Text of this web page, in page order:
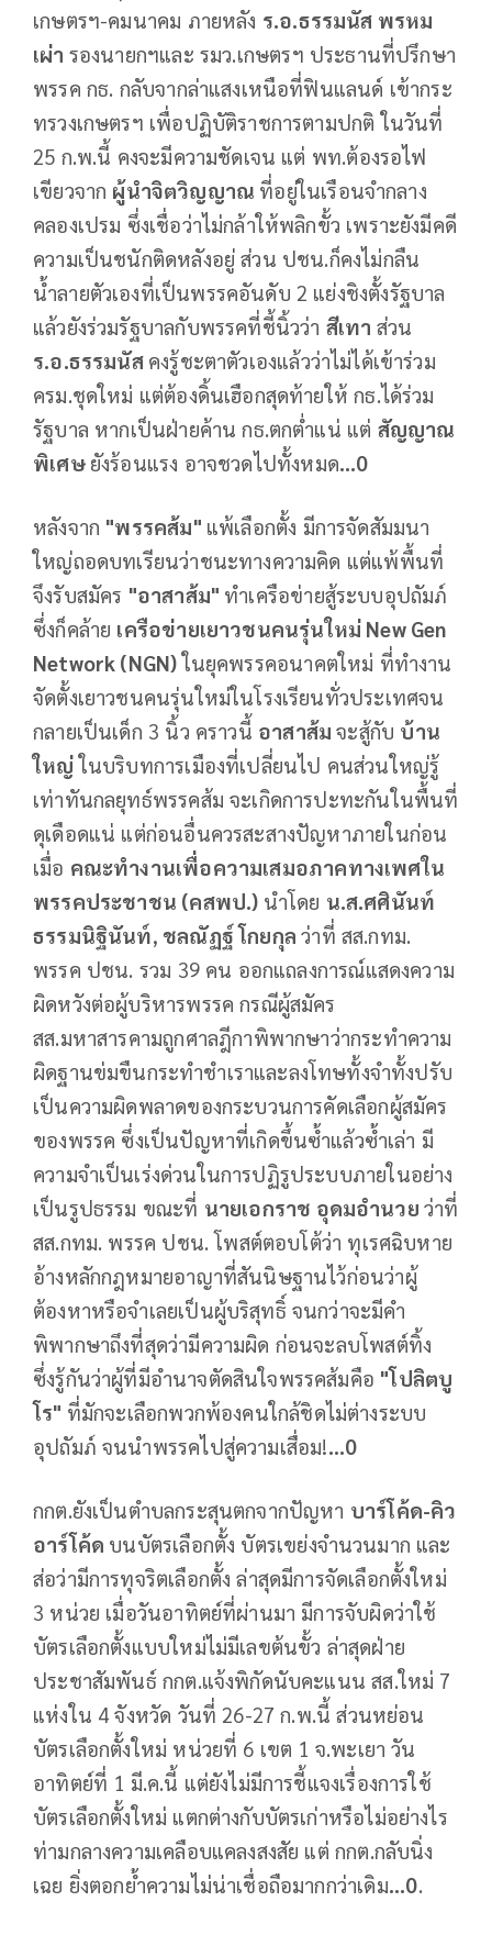
เกษตรฯ-คมนาคม ภายหลัง ร.อ.ธรรมนัส พรหม
เผ่า รองนายกฯและ รมว.เกษตรฯ ประธานที่ปรึกษา
พรรค กธ. กลับจากล่าแสงเหนือที่ฟินแลนด์ เข้ากระ
ทรวงเกษตรฯ เพื่อปฏิบัติราชการตามปกติ ในวันที่
25 ก.พ.นี้ คงจะมีความชัดเจน แต่ พท.ต้องรอไฟ
เขียวจาก ผู้นำจิตวิญญาณ ที่อยู่ในเรือนจำกลาง
คลองเปรม ซึ่งเชื่อว่าไม่กล้าให้พลิกขั้ว เพราะยังมีคดี
ความเป็นชนักติดหลังอยู่ ส่วน ปชน.ก็คงไม่กลืน
น้ำลายตัวเองที่เป็นพรรคอันดับ 2 แย่งชิงตั้งรัฐบาล
แล้วยังร่วมรัฐบาลกับพรรคที่ชี้นิ้วว่า สีเทา ส่วน
ร.อ.ธรรมนัส คงรู้ชะตาตัวเองแล้วว่าไม่ได้เข้าร่วม
ครม.ชุดใหม่ แต่ต้องดิ้นเฮือกสุดท้ายให้ กธ.ได้ร่วม
รัฐบาล หากเป็นฝ่ายค้าน กธ.ตกต่ำแน่ แต่ สัญญาณ
พิเศษ ยังร้อนแรง อาจชวดไปทั้งหมด...0
หลังจาก "พรรคส้ม" แพ้เลือกตั้ง มีการจัดสัมมนา
ใหญ่ถอดบทเรียนว่าชนะทางความคิด แต่แพ้พื้นที่
จึงรับสมัคร "อาสาส้ม" ทำเครือข่ายสู้ระบบอุปถัมภ์
ซึ่งก็คล้าย เครือข่ายเยาวชนคนรุ่นใหม่ New Gen
Network (NGN)ในยุคพรรคอนาคตใหม่ ที่ทำงาน
จัดตั้งเยาวชนคนรุ่นใหม่ในโรงเรียนทั่วประเทศจน
กลายเป็นเด็ก 3 นิ้ว คราวนี้ อาสาส้มจะสู้กับ บ้าน
ใหญ่ในบริบทการเมืองที่เปลี่ยนไป คนส่วนใหญ่รู้
เท่าทันกลยุทธ์พรรคส้ม จะเกิดการปะทะกันในพื้นที่
ดุเดือดแน่ แต่ก่อนอื่นควรสะสางปัญหาภายในก่อน
เมื่อ คณะทำงานเพื่อความเสมอภาคทางเพศใน
พรรคประชาชน (คสพป.) นำโดย น.ส.ศศินันท์
ธรรมนิฐินันท์, ชลณัฏฐ์ โกยกุลว่าที่ สส.กทม.
พรรค ปชน. รวม 39 คน ออกแถลงการณ์แสดงความ
ผิดหวังต่อผู้บริหารพรรค กรณีผู้สมัคร
สส.มหาสารคามถูกศาลฎีกาพิพากษาว่ากระทำความ
ผิดฐานข่มขืนกระทำชำเราและลงโทษทั้งจำทั้งปรับ
เป็นความผิดพลาดของกระบวนการคัดเลือกผู้สมัคร
ของพรรค ซึ่งเป็นปัญหาที่เกิดขึ้นซ้ำแล้วซ้ำเล่า มี
ความจำเป็นเร่งด่วนในการปฏิรูประบบภายในอย่าง
เป็นรูปธรรม ขณะที่ นายเอกราช อุดมอำนวย ว่าที่
สส.กทม. พรรค ปชน. โพสต์ตอบโต้ว่า ทุเรศฉิบหาย
อ้างหลักกฎหมายอาญาที่สันนิษฐานไว้ก่อนว่าผู้
ต้องหาหรือจำเลยเป็นผู้บริสุทธิ์ จนกว่าจะมีคำ
พิพากษาถึงที่สุดว่ามีความผิด ก่อนจะลบโพสต์ทิ้ง
ซึ่งรู้กันว่าผู้ที่มีอำนาจตัดสินใจพรรคส้มคือ "โปลิตบู
โร" ที่มักจะเลือกพวกพ้องคนใกล้ชิดไม่ต่างระบบ
อุปถัมภ์ จนนำพรรคไปสู่ความเสื่อม!...0
กกต.ยังเป็นตำบลกระสุนตกจากปัญหา บาร์โค้ด-คิว
อาร์โค้ด บนบัตรเลือกตั้ง บัตรเขย่งจำนวนมาก และ
ส่อว่ามีการทุจริตเลือกตั้ง ล่าสุดมีการจัดเลือกตั้งใหม่
3 หน่วย เมื่อวันอาทิตย์ที่ผ่านมา มีการจับผิดว่าใช้
บัตรเลือกตั้งแบบใหม่ไม่มีเลขต้นขั้ว ล่าสุดฝ่าย
ประชาสัมพันธ์ กกต.แจ้งพิกัดนับคะแนน สส.ใหม่ 7
แห่งใน 4 จังหวัด วันที่ 26-27 ก.พ.นี้ ส่วนหย่อน
บัตรเลือกตั้งใหม่ หน่วยที่ 6 เขต 1 จ.พะเยา วัน
อาทิตย์ที่ 1 มี.ค.นี้ แต่ยังไม่มีการชี้แจงเรื่องการใช้
บัตรเลือกตั้งใหม่ แตกต่างกับบัตรเก่าหรือไม่อย่างไร
ท่ามกลางความเคลือบแคลงสงสัย แต่ กกต.กลับนิ่ง
เฉย ยิ่งตอกย้ำความไม่น่าเชื่อถือมากกว่าเดิม...0.